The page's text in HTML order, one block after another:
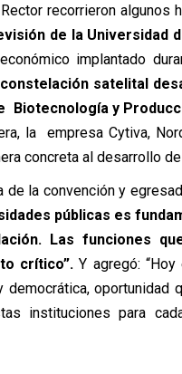
recorrieron algunos
de la Universidad
implantado
satelital
Biotecnología y
la empresa Cytiva,
concreta al desarrollo
de la convención y
públicas es
Las funciones
crítico”. Y agregó:
democrática,
instituciones para